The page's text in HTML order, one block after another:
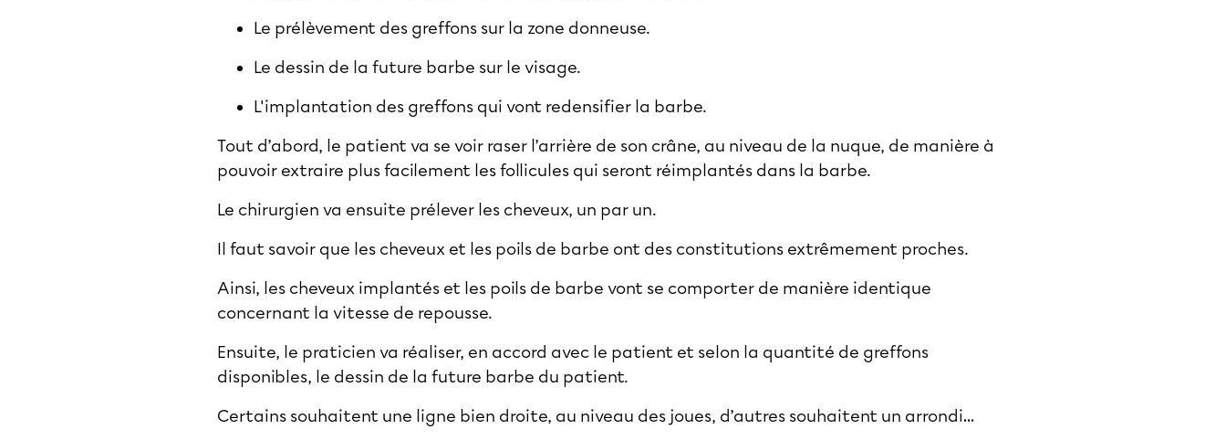
Le prélèvement des greffons sur la zone donneuse.
Le dessin de la future barbe sur le visage.
L'implantation des greffons qui vont redensifier la barbe.
Tout d’abord, le patient va se voir raser l’arrière de son crâne, au niveau de la nuque, de manière à
pouvoir extraire plus facilement les follicules qui seront réimplantés dans la barbe.
Le chirurgien va ensuite prélever les cheveux, un par un.
Il faut savoir que les cheveux et les poils de barbe ont des constitutions extrêmement proches.
Ainsi, les cheveux implantés et les poils de barbe vont se comporter de manière identique
concernant la vitesse de repousse.
Ensuite, le praticien va réaliser, en accord avec le patient et selon la quantité de greffons
disponibles, le dessin de la future barbe du patient.
Certains souhaitent une ligne bien droite, au niveau des joues, d’autres souhaitent un arrondi…